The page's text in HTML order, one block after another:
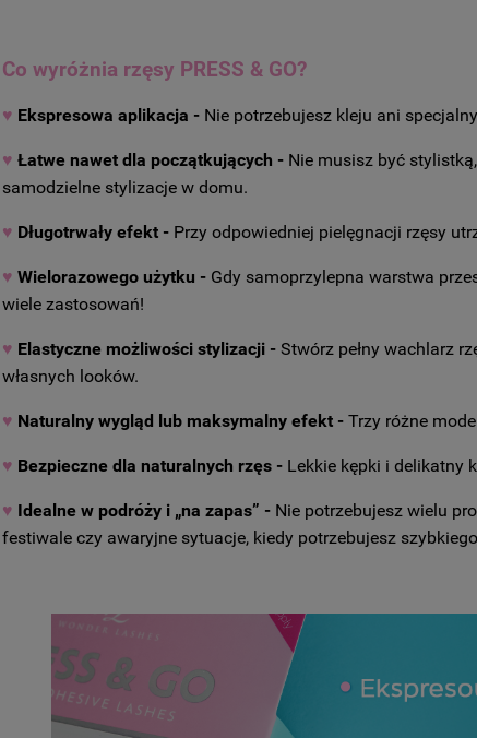
Co wyróżnia rzęsy PRESS & GO?
♥ Ekspresowa aplikacja - Nie potrzebujesz kleju ani
♥ Łatwe nawet dla początkujących - Nie musisz być
samodzielne stylizacje w domu.
♥ Długotrwały efekt - Przy odpowiedniej pielęgnacji rzęsy
♥ Wielorazowego użytku - Gdy samoprzylepna warstwa
wiele zastosowań!
♥ Elastyczne możliwości stylizacji - Stwórz pełny wachlarz
własnych looków.
♥ Naturalny wygląd lub maksymalny efekt - Trzy różne
♥ Bezpieczne dla naturalnych rzęs - Lekkie kępki i delikatny
♥ Idealne w podróży i „na zapas” - Nie potrzebujesz wielu
festiwale czy awaryjne sytuacje, kiedy potrzebujesz